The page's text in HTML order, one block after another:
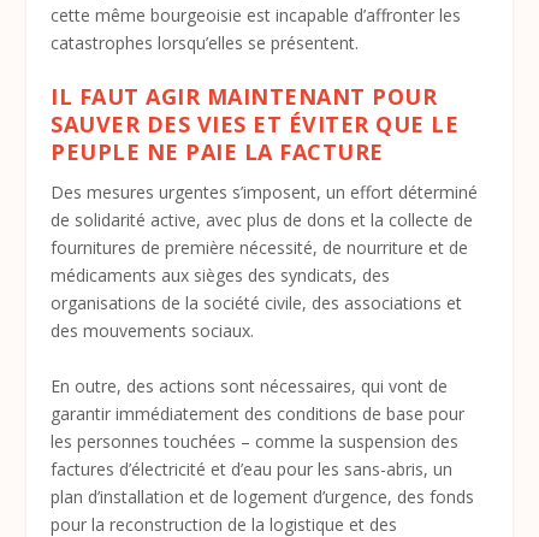
cette même bourgeoisie est incapable d’affronter les
catastrophes lorsqu’elles se présentent.
IL FAUT AGIR MAINTENANT POUR
SAUVER DES VIES ET ÉVITER QUE LE
PEUPLE NE PAIE LA FACTURE
Des mesures urgentes s’imposent, un effort déterminé
de solidarité active, avec plus de dons et la collecte de
fournitures de première nécessité, de nourriture et de
médicaments aux sièges des syndicats, des
organisations de la société civile, des associations et
des mouvements sociaux.
En outre, des actions sont nécessaires, qui vont de
garantir immédiatement des conditions de base pour
les personnes touchées – comme la suspension des
factures d’électricité et d’eau pour les sans-abris, un
plan d’installation et de logement d’urgence, des fonds
pour la reconstruction de la logistique et des